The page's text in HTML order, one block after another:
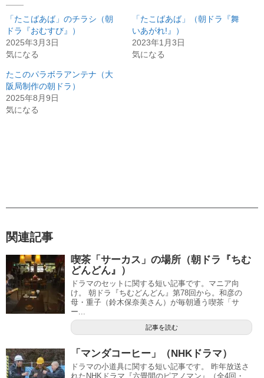
「たこばあば」のチラシ（朝
ドラ『おむすび』）
2025年3月3日
気になる
「たこばあば」（朝ドラ『舞
いあがれ!』）
2023年1月3日
気になる
たこのパラボラアンテナ（大
阪局制作の朝ドラ）
2025年8月9日
気になる
関連記事
喫茶「サーカス」の場所（朝ドラ『ちむ
どんどん』）
ドラマのセットに関する短い記事です。マニア向
け。 朝ドラ『ちむどんどん』第78回から。和彦の
母・重子（鈴木保奈美さん）が毎朝通う喫茶「サ
ー...
記事を読む
「マンダコーヒー」（NHKドラマ）
ドラマの小道具に関する短い記事です。 昨年放送さ
れたNHKドラマ『六畳間のピアノマン』（全4回・